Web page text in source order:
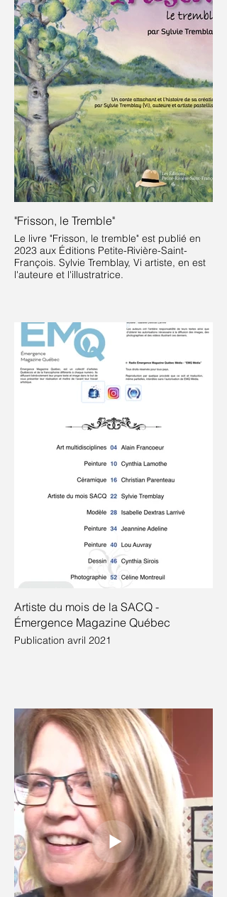
"Frisson, le Tremble"
Le livre "Frisson, le tremble" est publié en
2023 aux Éditions Petite-Rivière-Saint-
François. Sylvie Tremblay, Vi artiste, en est
l'auteure et l'illustratrice.
Artiste du mois de la SACQ -
Émergence Magazine Québec
Publication avril 2021